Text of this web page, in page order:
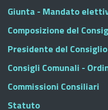
Giunta - Mandato
Composizione del
Presidente del Consiglio
Consigli Comunali -
Commissioni Consiliari
Statuto